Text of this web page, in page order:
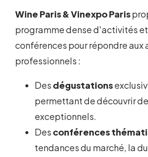
Wine Paris & Vinexpo Paris
programme dense d'activités
conférences pour répondre aux
professionnels :
Des dégustations
permettant de découvrir
exceptionnels.
Des conférences
tendances du marché, la